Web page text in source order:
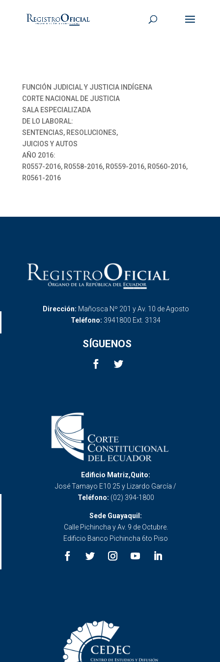
FUNCIÓN JUDICIAL Y JUSTICIA INDÍGENA
CORTE NACIONAL DE JUSTICIA
SALA ESPECIALIZADA
DE LO LABORAL:
SENTENCIAS, RESOLUCIONES,
JUICIOS Y AUTOS
AÑO 2016:
R0557-2016, R0558-2016, R0559-2016, R0560-2016,
R0561-2016
Dirección: Mañosca Nº 201 y Av. 10 de Agosto
Teléfono: 3941800 Ext. 3134
SÍGUENOS
Edificio Matriz,Quito:
José Tamayo E10 25 y Lizardo García /
Teléfono: (02) 394-1800
Sede Guayaquil:
Calle Pichincha y Av. 9 de Octubre.
Edificio Banco Pichincha 6to Piso